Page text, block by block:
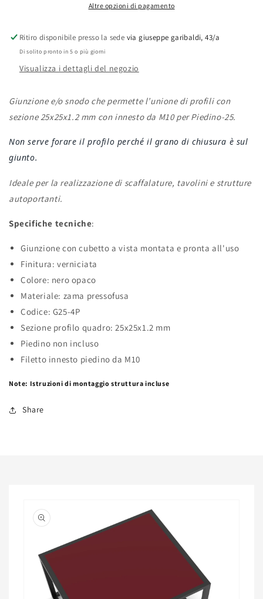
perAltre opzioni di pagamento
Ritiro disponibile presso la sede via giuseppe garibaldi, 43/a
Di solito pronto in 5 o più giorni
Visualizza i dettagli del negozio
Giunzione e/o snodo che permette l’unione di profili con
sezione 25x25x1.2 mm con innesto da M10 per Piedino-25.
Non serve forare il profilo perché il grano di chiusura è sul
giunto.
Ideale per la realizzazione di scaffalature, tavolini e strutture
autoportanti.
Specifiche tecniche:
Giunzione con cubetto a vista montata e pronta all'uso
Finitura: verniciata
Colore: nero opaco
Materiale: zama pressofusa
Codice: G25-4P
Sezione profilo quadro: 25x25x1.2 mm
Piedino non incluso
Filetto innesto piedino da M10
Note: Istruzioni di montaggio struttura incluse
Share
informazioni
sul prodotto